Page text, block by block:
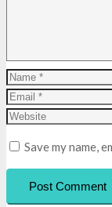
Save my name,
Post Comment